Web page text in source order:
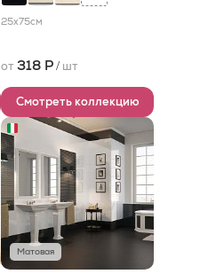
25x75см
от 318 Р/ шт
Смотреть коллекцию
Матовая